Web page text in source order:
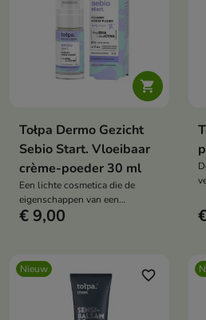

Tołpa Dermo Gezicht
Sebio Start. Vloeibaar
crème-poeder 30 ml
Een lichte cosmetica die de
eigenschappen van een
verzorgende crème en een
€ 9,00
Nieuw favorite_border